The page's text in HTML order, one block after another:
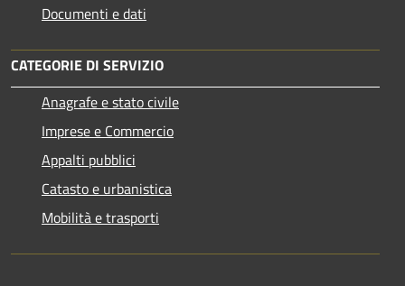
Documenti e dati
CATEGORIE DI SERVIZIO
Anagrafe e stato civile
Imprese e Commercio
Appalti pubblici
Catasto e urbanistica
Mobilità e trasporti